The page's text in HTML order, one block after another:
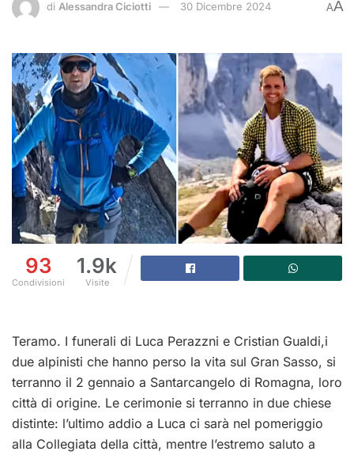
di Alessandra Ciciotti 30 Dicembre 2024 AA
93
Condivisioni
1.9k
Visite
Teramo. I funerali di Luca Perazzni e Cristian Gualdi,i
due alpinisti che hanno perso la vita sul Gran Sasso, si
terranno il 2 gennaio a Santarcangelo di Romagna, loro
città di origine. Le cerimonie si terranno in due chiese
distinte: l’ultimo addio a Luca ci sarà nel pomeriggio
alla Collegiata della città, mentre l’estremo saluto a